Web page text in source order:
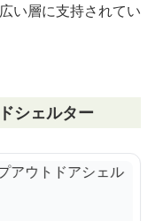
い層に支持されてい
シェルター